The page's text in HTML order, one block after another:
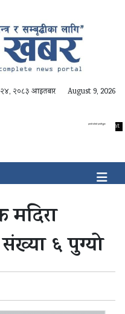
२४, २०८३ आइतबार August 9, 2026
मदिरा
६ पुग्यो